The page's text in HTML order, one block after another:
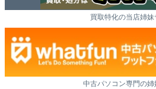
買取特化の当店姉妹
中古パソコン専門の姉